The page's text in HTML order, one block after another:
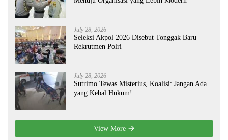
July 28, 2026
Seleksi Akpol 2026 Disebut Tonggak Baru
Rekrutmen Polri
July 28, 2026
Sutrimo Tewas Misterius, Koalisi: Jangan Ada
yang Kebal Hukum!
View More